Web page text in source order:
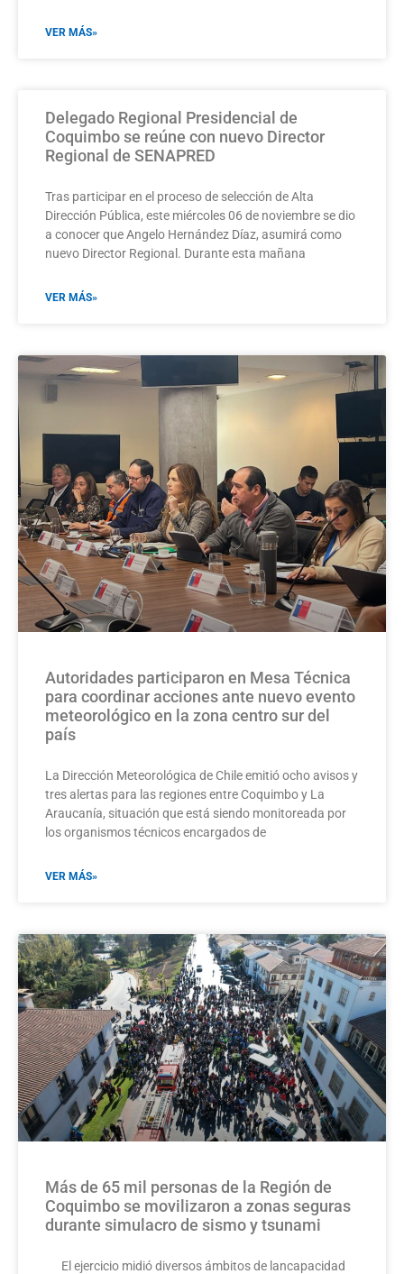
VER MÁS»
Delegado Regional Presidencial de
Coquimbo se reúne con nuevo Director
Regional de SENAPRED
Tras participar en el proceso de selección de Alta
Dirección Pública, este miércoles 06 de noviembre se dio
a conocer que Angelo Hernández Díaz, asumirá como
nuevo Director Regional. Durante esta mañana
VER MÁS»
Autoridades participaron en Mesa Técnica
para coordinar acciones ante nuevo evento
meteorológico en la zona centro sur del
país​
La Dirección Meteorológica de Chile emitió ocho avisos y
tres alertas para las regiones entre Coquimbo y La
Araucanía, situación que está siendo monitoreada por
los organismos técnicos encargados de
VER MÁS»
Más de 65 mil personas de la Región de
Coquimbo se movilizaron a zonas seguras
durante simulacro de sismo y tsunami
El ejercicio midió diversos ámbitos de lancapacidad